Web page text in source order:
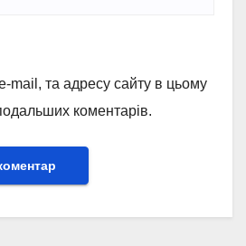
mail, та адресу сайту в цьому
коментарів.